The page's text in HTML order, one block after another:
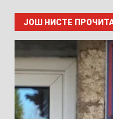
ЈОШ НИСТЕ